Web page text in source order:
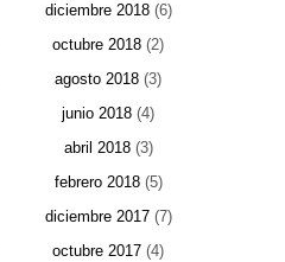
diciembre 2018(6)
octubre 2018 (2)
agosto 2018 (3)
junio 2018 (4)
abril 2018(3)
febrero 2018(5)
diciembre 2017(7)
octubre 2017 (4)